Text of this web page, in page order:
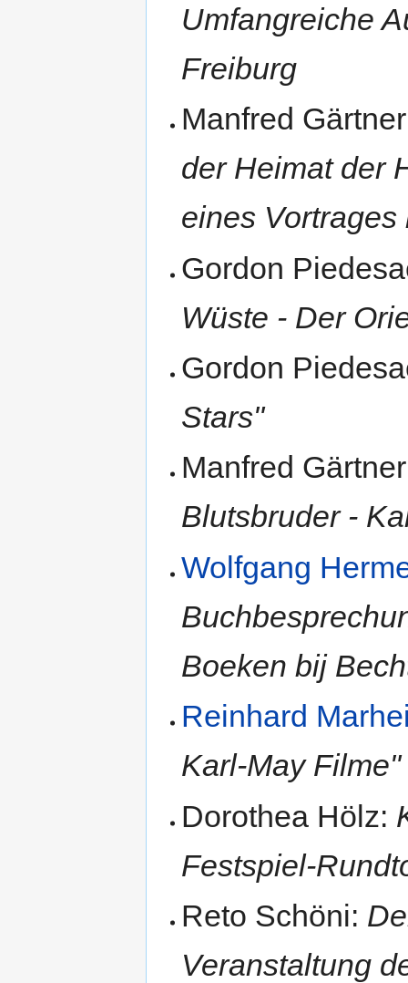
Umfangreiche
Freiburg
Manfred
der Heimat der
eines
Gordon
Wüste - Der
Gordon
Stars"
Manfred
Blutsbruder -
Wolfgang
Boeken bij
Reinhard
Karl-May Filme"
Dorothea Hölz:
Festspiel-
Reto Schöni:
Veranstaltung